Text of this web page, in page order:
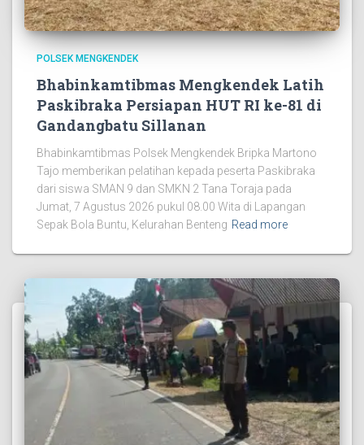
POLSEK MENGKENDEK
Bhabinkamtibmas Mengkendek Latih
Paskibraka Persiapan HUT RI ke-81 di
Gandangbatu Sillanan
Bhabinkamtibmas Polsek Mengkendek Bripka Martono
Tajo memberikan pelatihan kepada peserta Paskibraka
dari siswa SMAN 9 dan SMKN 2 Tana Toraja pada
Jumat, 7 Agustus 2026 pukul 08.00 Wita di Lapangan
Sepak Bola Buntu, Kelurahan Benteng Read more